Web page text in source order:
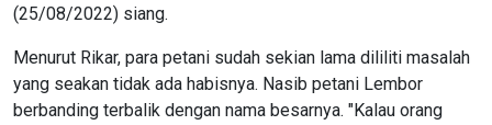
(25/08/2022) siang.
Menurut Rikar, para petani sudah sekian lama dililiti masalah
yang seakan tidak ada habisnya. Nasib petani Lembor
berbanding terbalik dengan nama besarnya. "Kalau orang